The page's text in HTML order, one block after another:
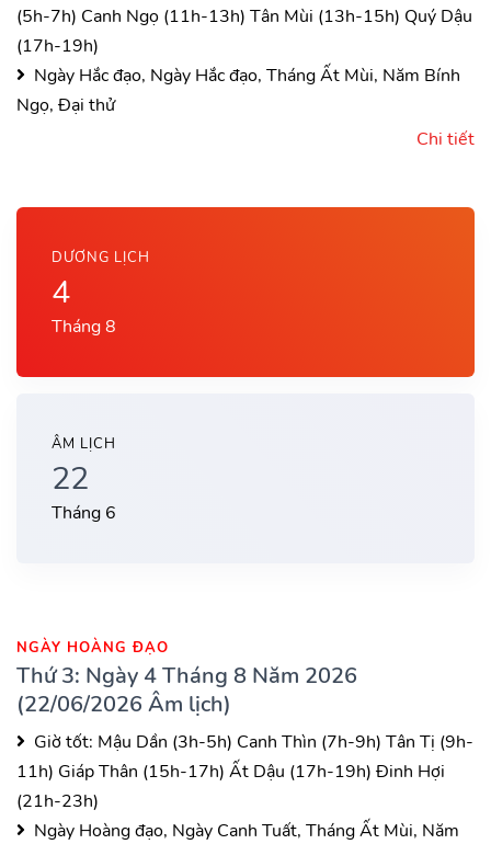
(5h-7h) Canh Ngọ (11h-13h) Tân Mùi (13h-15h) Quý Dậu
(17h-19h)
Ngày Hắc đạo, Ngày Hắc đạo, Tháng Ất Mùi, Năm Bính
Ngọ, Đại thử
Chi tiết
DƯƠNG LỊCH
4
Tháng 8
ÂM LỊCH
22
Tháng 6
NGÀY HOÀNG ĐẠO
Thứ 3: Ngày 4 Tháng 8 Năm 2026
(22/06/2026 Âm lịch)
Giờ tốt: Mậu Dần (3h-5h) Canh Thìn (7h-9h) Tân Tị (9h-
11h) Giáp Thân (15h-17h) Ất Dậu (17h-19h) Đinh Hợi
(21h-23h)
Ngày Hoàng đạo, Ngày Canh Tuất, Tháng Ất Mùi, Năm